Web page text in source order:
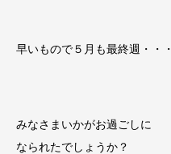
早いもので５月も最終週・・・
みなさまいかがお過ごしに
なられたでしょうか？